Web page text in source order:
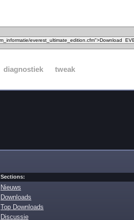
diagnostiek tweak
Sections:
Nieuws
Downloads
Top Downloads
Discussie